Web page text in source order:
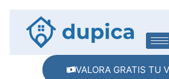
VALORA GRATIS TU